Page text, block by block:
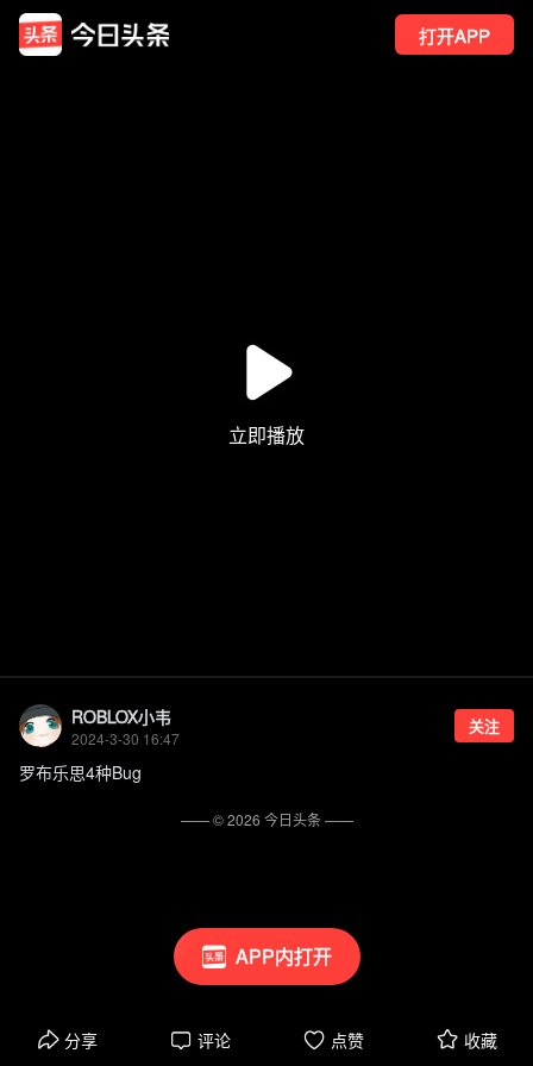
打开APP
APP内打开
ROBLOX小韦
2024-3-30 16:47
关注
罗布乐思4种Bug
分享 评论 点赞 收藏
—— ©2026 今日头条——